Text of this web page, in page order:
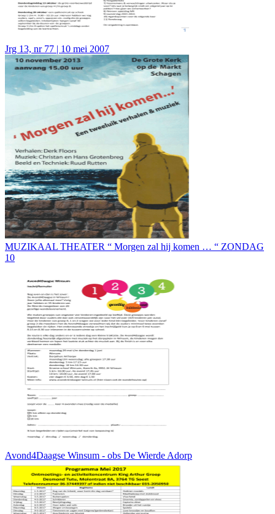
Jrg 13, nr 77 | 10 mei 2007
MUZIKAAL THEATER “ Morgen zal hij komen … “ ZONDAG
10
Avond4Daagse Winsum - obs De Wierde Adorp